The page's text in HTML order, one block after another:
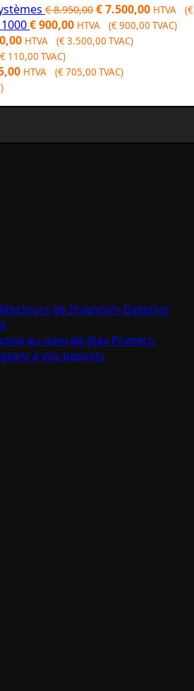
€8.950,00 Original
price
was:
€7.500,00Current
price
HTVA (€
€900,00 HTVA (€900,00 TVAC)
Current
price
is:
HTVA (€3.500,00 TVAC)
€ 110,00 TVAC)
HTVA (€705,00 TVAC)
de Inventum Detector
au nom de Ajax Primero
à vos besoins